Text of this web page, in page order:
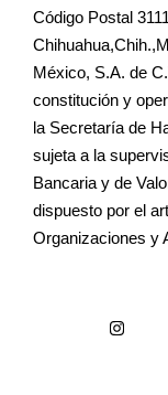
Código Postal
México, S.A. de
constitución y
la Secretaría de
sujeta a la
Bancaria y de
dispuesto por el
Organizaciones y